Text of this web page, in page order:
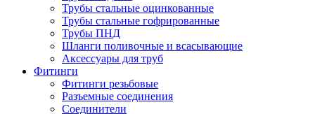
Трубы стальные оцинкованные
Трубы стальные гофрированные
Трубы ПНД
Шланги поливочные и всасывающие
Аксессуары для труб
Фитинги
Фитинги резьбовые
Разъемные соединения
Соединители